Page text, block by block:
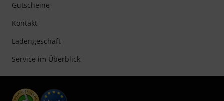
Gutscheine
Kontakt
Ladengeschäft
Service im Überblick